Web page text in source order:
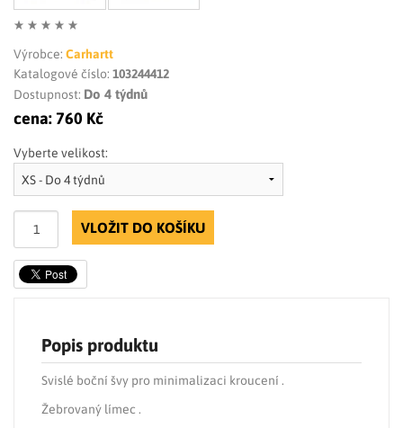
Výrobce: Carhartt
Katalogové číslo: 103244412
Dostupnost: Do 4 týdnů
cena:760 Kč
Vyberte velikost:
VLOŽIT DO KOŠÍKU
Popis produktu
Svislé boční švy pro minimalizaci kroucení .
Žebrovaný límec .